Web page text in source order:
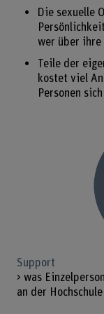
Die sexuelle
wer über ihre
Teile der
kostet viel
Personen
Support
> was
an der